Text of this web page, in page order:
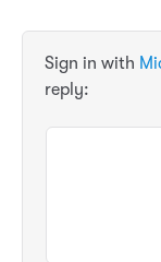
Sign in with
reply: